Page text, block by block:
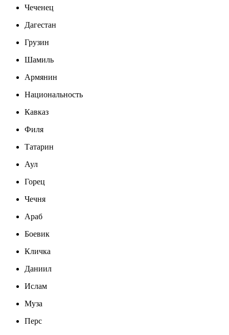
Чеченец
Дагестан
Грузин
Шамиль
Армянин
Национальность
Кавказ
Филя
Татарин
Аул
Горец
Чечня
Араб
Боевик
Кличка
Даниил
Ислам
Муза
Перс